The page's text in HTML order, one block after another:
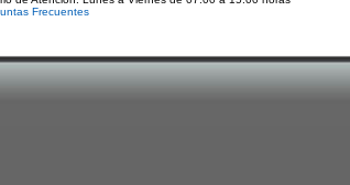
Frecuentes